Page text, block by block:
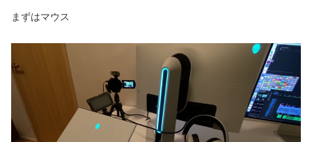
まずはマウス